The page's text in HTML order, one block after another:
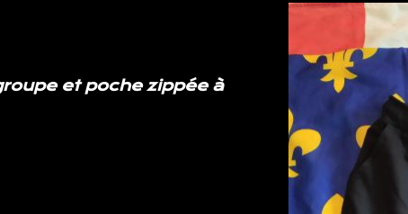
et poche zippée à